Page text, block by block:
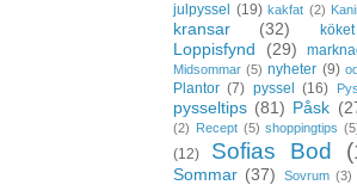
julpyssel
(19) kakfat (2)
kransar (32) köket
Loppisfynd (29)
Midsommar (5) nyheter (9)
Plantor (7) pyssel (16)
pysseltips (81) Påsk
(2) Recept (5) shoppingtips
(12)
Sofias Bod
Sommar (37) Sovrum (3)